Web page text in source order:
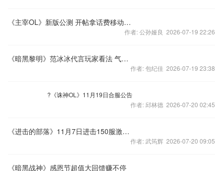
《主宰OL》新版公测 开帖拿话费移动电源
作者: 公孙娅良 2026-07-19 22:26
《暗黑黎明》范冰冰代言玩家看法 气场震得我浑身发抖
作者: 包纪佳 2026-07-19 23:38
?《诛神OL》11月19日合服公告
作者: 邱林德 2026-07-20 02:45
《进击的部落》11月7日进击150服激情开启
作者: 武筠辉 2026-07-20 09:05
《暗黑战神》感恩节超值大回馈赚不停